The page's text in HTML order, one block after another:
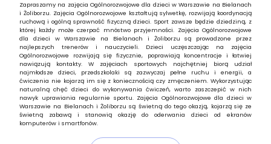
Zapraszamy na zajęcia Ogólnorozwojowe dla dzieci w Warszawie na Bielanach
i Żoliborzu. Zajęcia Ogólnorozwojowe kształtują sylwetkę, rozwijają koordynacją
ruchową i ogólną sprawność fizyczną dzieci. Sport zawsze będzie dziedziną, z
której każdy może czerpać mnóstwo przyjemności. Zajęcia Ogólnorozwojowe
dla dzieci w Warszawie na Bielanach i Żoliborzu są prowadzone przez
najlepszych trenerów i nauczycieli. Dzieci uczęszczając na zajęcia
Ogólnorozwojowe rozwijają się fizycznie, poprawiają koncentracje i łatwiej
nawiązują kontakty. W zajęciach sportowych najchętniej biorą udział
najmłodsze dzieci, przedszkolaki są zazwyczaj pełne ruchu i energii, a
ćwiczenia nie kojarzą im się z koniecznością czy zmęczeniem. Wykorzystując
naturalną chęć dzieci do wykonywania ćwiczeń, warto zaszczepić w nich
nawyk uprawiania regularnie sportu. Zajęcia Ogólnorozwojowe dla dzieci w
Warszawie na Bielanach i Żoliborzu są świetną do tego okazją, kojarzą się ze
świetną zabawą i stanowią okazję do oderwania dzieci od ekranów
komputerów i smartfonów.